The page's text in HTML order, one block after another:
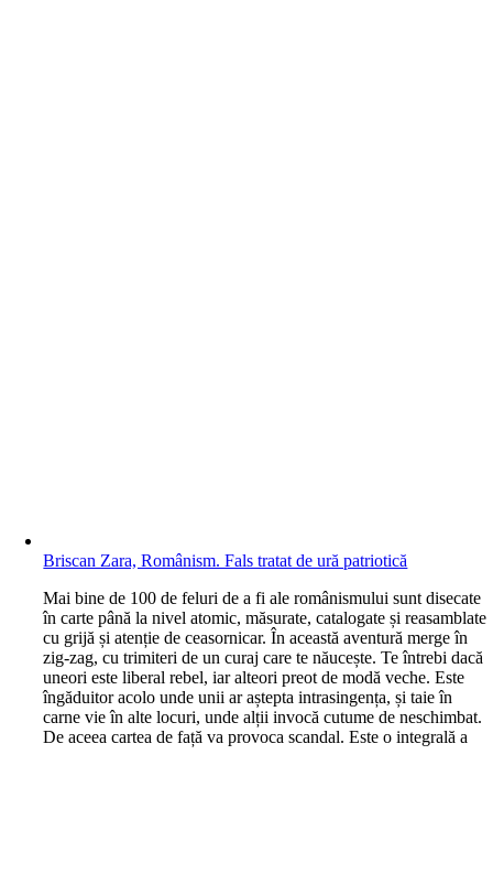
Briscan Zara, Românism. Fals tratat de ură patriotică
Mai bine de 100 de feluri de a fi ale românismului sunt disecate
în carte până la nivel atomic, măsurate, catalogate și reasamblate
cu grijă și atenție de ceasornicar. În această aventură merge în
zig-zag, cu trimiteri de un curaj care te năucește. Te întrebi dacă
uneori este liberal rebel, iar alteori preot de modă veche. Este
îngăduitor acolo unde unii ar aștepta intrasingența, și taie în
carne vie în alte locuri, unde alții invocă cutume de neschimbat.
De aceea cartea de față va provoca scandal. Este o integrală a